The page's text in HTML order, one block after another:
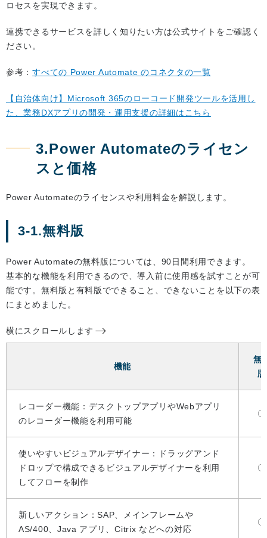
ロセスを実現できます。
連携できるサービスを詳しく知りたい方は公式サイトをご確認く
ださい。
参考：すべての Power Automate のコネクタの一覧
【自治体向け】Microsoft 365のローコード開発ツールを活用し
た、業務DXアプリの開発・運用支援の詳細はこちら
3.Power Automateのライセン
スと価格
Power Automateのライセンスや利用料金を解説します。
3-1.無料版
Power Automateの無料版については、90日間利用できます。
基本的な機能を利用できるので、導入前に使用感を試すことが可
能です。無料版と有料版でできること、できないことを以下の表
にまとめました。
横にスクロールします
機能
無
版
レコーダー機能：デスクトップアプリやWebアプリ
のレコーダー機能を利用可能
〇
使いやすいビジュアルデザイナー：ドラッグアンド
ドロップで構成できるビジュアルデザイナーを利用
してフローを制作
〇
新しいアクション：SAP、メインフレームや
AS/400、Java アプリ、Citrix などへの対応
〇